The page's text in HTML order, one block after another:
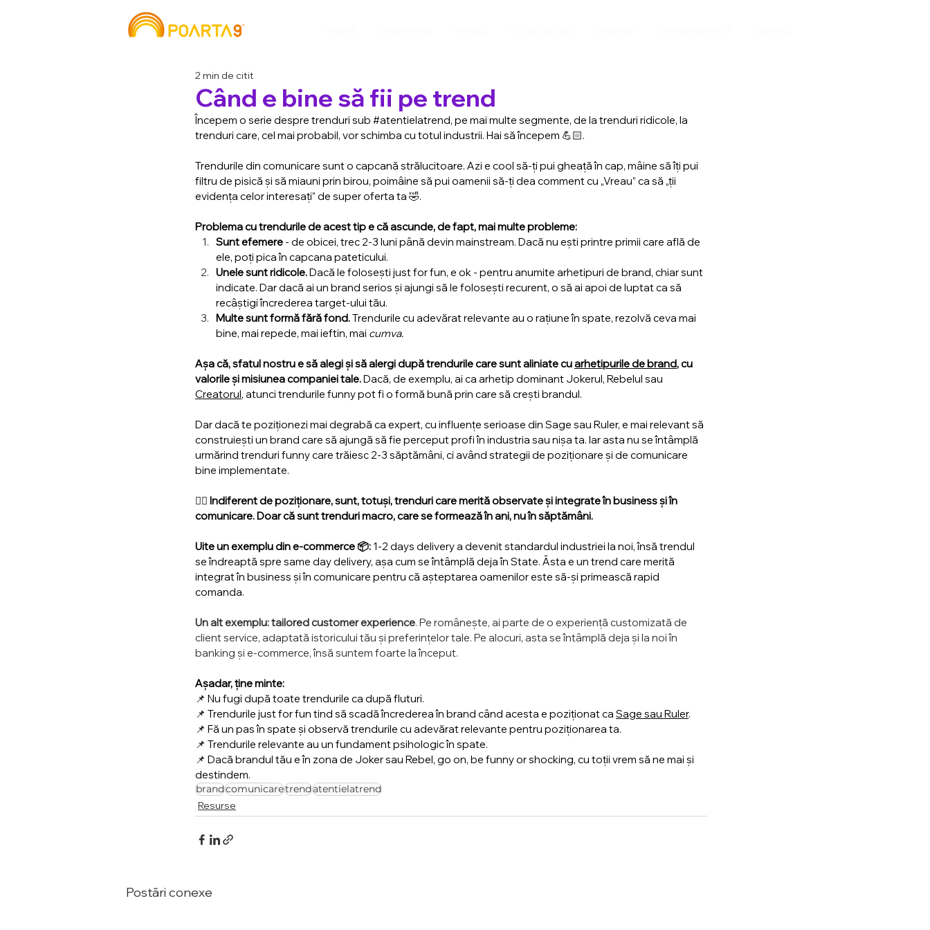
Când e bine să fii pe trend
2 min de citit
Începem o serie despre trenduri sub #atentielatrend, pe mai multe segmente, de la trenduri ridicole, la
trenduri care, cel mai probabil, vor schimba cu totul industrii. Hai să începem 💪🏻.
Trendurile din comunicare sunt o capcană strălucitoare. Azi e cool să-ți pui gheață în cap, mâine să îți pui
filtru de pisică și să miauni prin birou, poimâine să pui oamenii să-ți dea comment cu „Vreau” ca să „ții
evidența celor interesați” de super oferta ta 🤣.
Problema cu trendurile de acest tip e că ascunde, de fapt, mai multe probleme:
Sunt efemere - de obicei, trec 2-3 luni până devin mainstream. Dacă nu ești printre primii care află de
ele, poți pica în capcana pateticului.
Unele sunt ridicole. Dacă le folosești just for fun, e ok - pentru anumite arhetipuri de brand, chiar sunt
indicate. Dar dacă ai un brand serios și ajungi să le folosești recurent, o să ai apoi de luptat ca să
recâștigi încrederea target-ului tău.
Multe sunt formă fără fond. Trendurile cu adevărat relevante au o rațiune în spate, rezolvă ceva mai
bine, mai repede, mai ieftin, mai cumva.
Așa că, sfatul nostru e să alegi și să alergi după trendurile care sunt aliniate cu arhetipurile de brand, cu
valorile și misiunea companiei tale. Dacă, de exemplu, ai ca arhetip dominant Jokerul, Rebelul sau
Creatorul, atunci trendurile funny pot fi o formă bună prin care să crești brandul.
Dar dacă te poziționezi mai degrabă ca expert, cu influențe serioase din Sage sau Ruler, e mai relevant să
construiești un brand care să ajungă să fie perceput profi în industria sau nișa ta. Iar asta nu se întâmplă
urmărind trenduri funny care trăiesc 2-3 săptămâni, ci având strategii de poziționare și de comunicare
bine implementate.
👉🏻 Indiferent de poziționare, sunt, totuși, trenduri care merită observate și integrate în business și în
comunicare. Doar că sunt trenduri macro, care se formează în ani, nu în săptămâni.
Uite un exemplu din e-commerce 📦: 1-2 days delivery a devenit standardul industriei la noi, însă trendul
se îndreaptă spre same day delivery, așa cum se întâmplă deja în State. Ăsta e un trend care merită
integrat în business și în comunicare pentru că așteptarea oamenilor este să-și primească rapid
comanda.
Un alt exemplu: tailored customer experience. Pe românește, ai parte de o experiență customizată de
client service, adaptată istoricului tău și preferințelor tale. Pe alocuri, asta se întâmplă deja și la noi în
banking și e-commerce, însă suntem foarte la început.
Așadar, ține minte:
📌 Nu fugi după toate trendurile ca după fluturi.
📌 Trendurile just for fun tind să scadă încrederea în brand când acesta e poziționat ca Sage sau Ruler.
📌 Fă un pas în spate și observă trendurile cu adevărat relevante pentru poziționarea ta.
📌 Trendurile relevante au un fundament psihologic în spate.
📌 Dacă brandul tău e în zona de Joker sau Rebel, go on, be funny or shocking, cu toții vrem să ne mai și
destindem.
brandcomunicaretrendatentielatrend
Resurse
Postări conexe